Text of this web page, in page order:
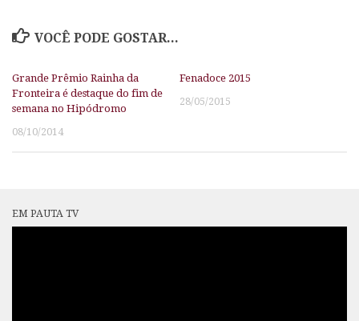
VOCÊ PODE GOSTAR...
Grande Prêmio Rainha da
Fronteira é destaque do fim de
semana no Hipódromo
08/10/2014
Fenadoce 2015
28/05/2015
EM PAUTA TV